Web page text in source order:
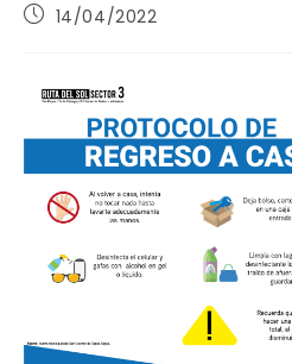
Publicación
14/04/2022